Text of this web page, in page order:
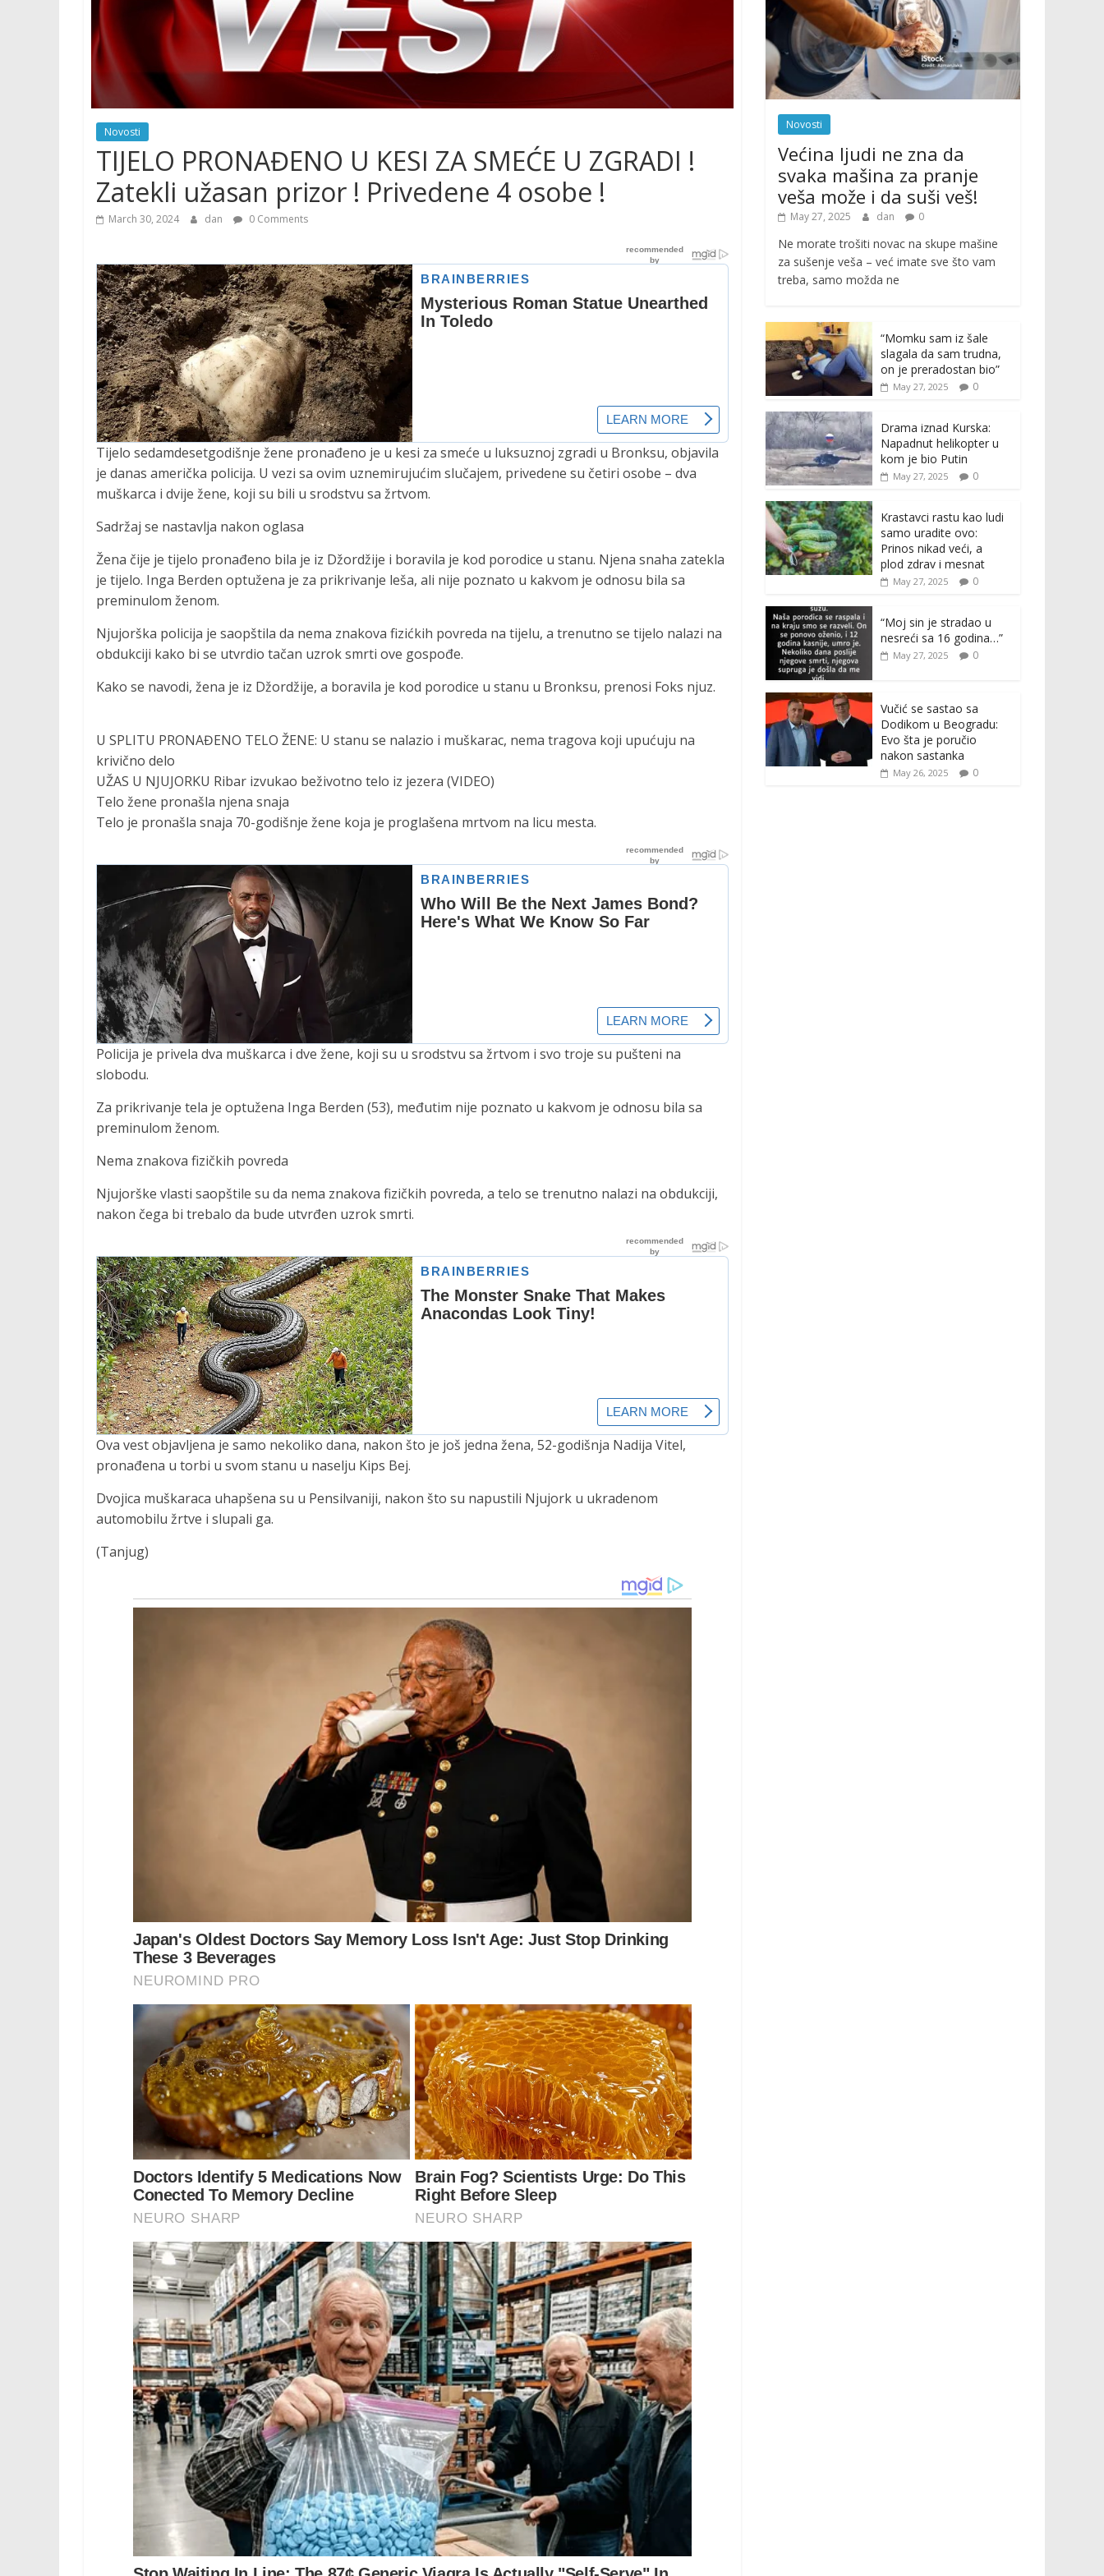
Novosti
TIJELO PRONAĐENO U KESI ZA SMEĆE U ZGRADI !
Zatekli užasan prizor ! Privedene 4 osobe !
March 30, 2024 dan 0 Comments
Tijelo sedamdesetgodišnje žene pronađeno je u kesi za smeće u luksuznoj zgradi u Bronksu, objavila
je danas američka policija. U vezi sa ovim uznemirujućim slučajem, privedene su četiri osobe – dva
muškarca i dvije žene, koji su bili u srodstvu sa žrtvom.
Sadržaj se nastavlja nakon oglasa
Žena čije je tijelo pronađeno bila je iz Džordžije i boravila je kod porodice u stanu. Njena snaha zatekla
je tijelo. Inga Berden optužena je za prikrivanje leša, ali nije poznato u kakvom je odnosu bila sa
preminulom ženom.
Njujorška policija je saopštila da nema znakova fizićkih povreda na tijelu, a trenutno se tijelo nalazi na
obdukciji kako bi se utvrdio tačan uzrok smrti ove gospođe.
Kako se navodi, žena je iz Džordžije, a boravila je kod porodice u stanu u Bronksu, prenosi Foks njuz.
U SPLITU PRONAĐENO TELO ŽENE: U stanu se nalazio i muškarac, nema tragova koji upućuju na
krivično delo
UŽAS U NJUJORKU Ribar izvukao beživotno telo iz jezera (VIDEO)
Telo žene pronašla njena snaja
Telo je pronašla snaja 70-godišnje žene koja je proglašena mrtvom na licu mesta.
Policija je privela dva muškarca i dve žene, koji su u srodstvu sa žrtvom i svo troje su pušteni na
slobodu.
Za prikrivanje tela je optužena Inga Berden (53), međutim nije poznato u kakvom je odnosu bila sa
preminulom ženom.
Nema znakova fizičkih povreda
Njujorške vlasti saopštile su da nema znakova fizičkih povreda, a telo se trenutno nalazi na obdukciji,
nakon čega bi trebalo da bude utvrđen uzrok smrti.
Ova vest objavljena je samo nekoliko dana, nakon što je još jedna žena, 52-godišnja Nadija Vitel,
pronađena u torbi u svom stanu u naselju Kips Bej.
Dvojica muškaraca uhapšena su u Pensilvaniji, nakon što su napustili Njujork u ukradenom
automobilu žrtve i slupali ga.
(Tanjug)
Novosti
Većina ljudi ne zna da
svaka mašina za pranje
veša može i da suši veš!
May 27, 2025 dan 0
Ne morate trošiti novac na skupe mašine
za sušenje veša – već imate sve što vam
treba, samo možda ne
“Momku sam iz šale
slagala da sam trudna,
on je preradostan bio”
May 27, 2025 0
Drama iznad Kurska:
Napadnut helikopter u
kom je bio Putin
May 27, 2025 0
Krastavci rastu kao ludi
samo uradite ovo:
Prinos nikad veći, a
plod zdrav i mesnat
May 27, 2025 0
“Moj sin je stradao u
nesreći sa 16 godina…”
May 27, 2025 0
Vučić se sastao sa
Dodikom u Beogradu:
Evo šta je poručio
nakon sastanka
May 26, 2025 0